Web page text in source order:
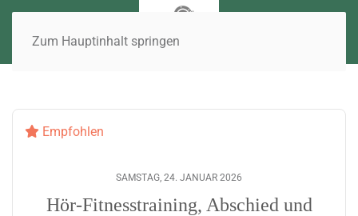
Zum Hauptinhalt springen
Empfohlen
SAMSTAG, 24. JANUAR 2026
Hör-Fitnesstraining, Abschied und